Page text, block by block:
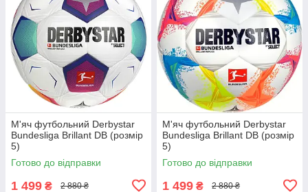
М'яч футбольний Derbystar
Bundesliga Brillant DB (розмір
5)
Готово до відправки
1 499 ₴ 2 880 ₴
М'яч футбольний Derbystar
Bundesliga Brillant DB (розмір
5)
Готово до відправки
1 499 ₴ 2 880 ₴